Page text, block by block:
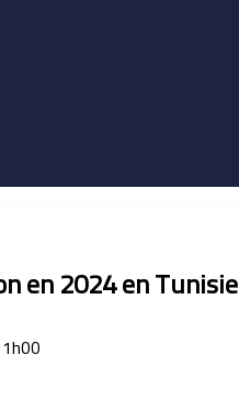
en 2024 en Tunisie